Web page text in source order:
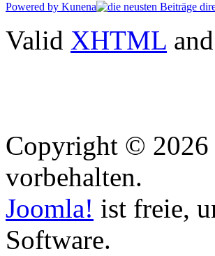
Powered by Kunena
Valid XHTML and
Copyright © 2026
vorbehalten.
Joomla! ist freie,
Software.